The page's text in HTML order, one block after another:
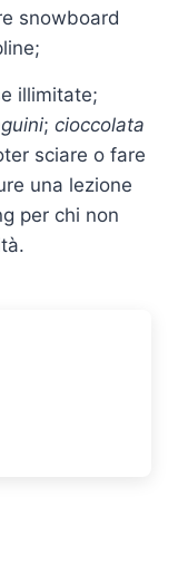
snowboard
illimitate;
; cioccolata
sciare o fare
una lezione
per chi non